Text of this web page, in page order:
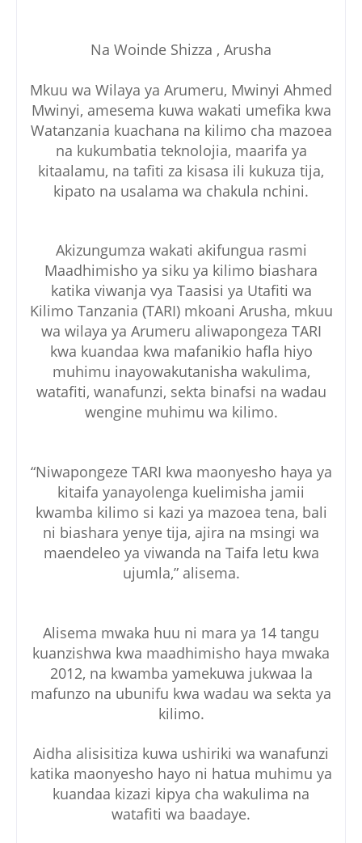
Na Woinde Shizza , Arusha
Mkuu wa Wilaya ya Arumeru, Mwinyi Ahmed
Mwinyi, amesema kuwa wakati umefika kwa
Watanzania kuachana na kilimo cha mazoea
na kukumbatia teknolojia, maarifa ya
kitaalamu, na tafiti za kisasa ili kukuza tija,
kipato na usalama wa chakula nchini.
Akizungumza wakati akifungua rasmi
Maadhimisho ya siku ya kilimo biashara
katika viwanja vya Taasisi ya Utafiti wa
Kilimo Tanzania (TARI) mkoani Arusha, mkuu
wa wilaya ya Arumeru aliwapongeza TARI
kwa kuandaa kwa mafanikio hafla hiyo
muhimu inayowakutanisha wakulima,
watafiti, wanafunzi, sekta binafsi na wadau
wengine muhimu wa kilimo.
“Niwapongeze TARI kwa maonyesho haya ya
kitaifa yanayolenga kuelimisha jamii
kwamba kilimo si kazi ya mazoea tena, bali
ni biashara yenye tija, ajira na msingi wa
maendeleo ya viwanda na Taifa letu kwa
ujumla,” alisema.
Alisema mwaka huu ni mara ya 14 tangu
kuanzishwa kwa maadhimisho haya mwaka
2012, na kwamba yamekuwa jukwaa la
mafunzo na ubunifu kwa wadau wa sekta ya
kilimo.
Aidha alisisitiza kuwa ushiriki wa wanafunzi
katika maonyesho hayo ni hatua muhimu ya
kuandaa kizazi kipya cha wakulima na
watafiti wa baadaye.